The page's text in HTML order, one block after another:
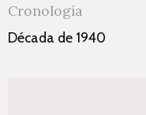
Cronología
Década de 1940